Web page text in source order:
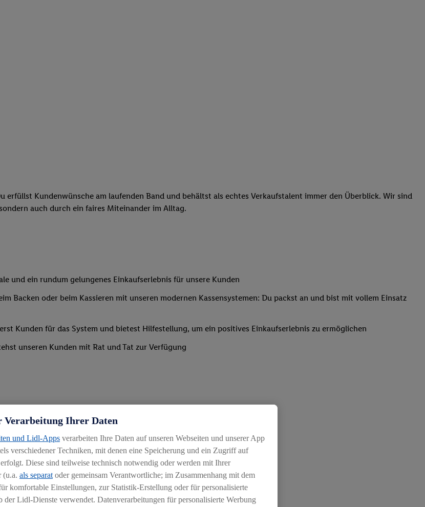
erfüllst Kundenwünsche am laufenden Band und behältst als echtes Verkaufstalent immer den Überblick. Wir sind
auch durch ein faires Miteinander im Alltag.
und ein rundum gelungenes Einkaufserlebnis für unsere Kunden
Backen oder beim Kassieren mit unseren modernen Kassensystemen: Du packst an und bist mit vollem Einsatz
Kunden für das System und bietest Hilfestellung, um ein positives Einkaufserlebnis zu ermöglichen
unseren Kunden mit Rat und Tat zur Verfügung
Aufgaben
in Absprache mit der Führungskraft
Verarbeitung Ihrer Daten
und Lidl-Apps verarbeiten Ihre Daten auf unseren Webseiten und unserer App
verschiedener Techniken, mit denen eine Speicherung und ein Zugriff auf
Diese sind teilweise technisch notwendig oder werden mit Ihrer
(u.a. als separat oder gemeinsam Verantwortliche; im Zusammenhang mit dem
komfortable Einstellungen, zur Statistik-Erstellung oder für personalisierte
der Lidl-Dienste verwendet. Datenverarbeitungen für personalisierte Werbung